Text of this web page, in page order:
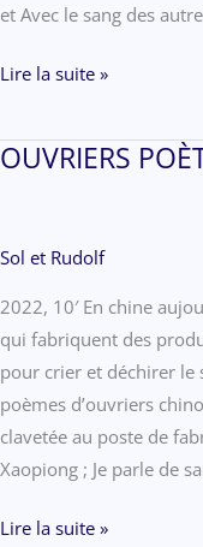
et Avec le sang des
L’ÉTABLI
Lire la suite »
OUVRIERS
Sol et Rudolf
2022, 10′ En chine
qui fabriquent des
pour crier et déchirer le
poèmes d’ouvriers
clavetée au poste de
Xaopiong ; Je parle de
OUVRIERS
Lire la suite »